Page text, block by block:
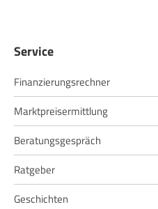
Service
Finanzierungsrechner
Marktpreisermittlung
Beratungsgespräch
Ratgeber
Geschichten